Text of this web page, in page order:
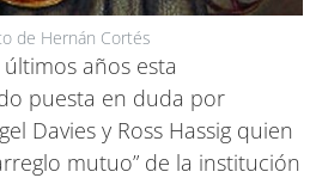
de Hernán Cortés
años esta
puesta en duda por
Davies y Ross Hassig quien
mutuo” de la institución